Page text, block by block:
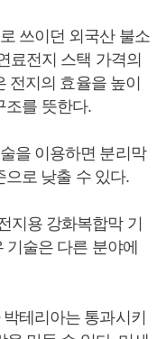
쓰이던 외국산 불소
료전지 스택 가격의
전지의 효율을 높이
조를 뜻한다.
을 이용하면 분리막
으로 낮출 수 있다.
지용 강화복합막 기
술은 다른 분야에
테리아는 통과시키